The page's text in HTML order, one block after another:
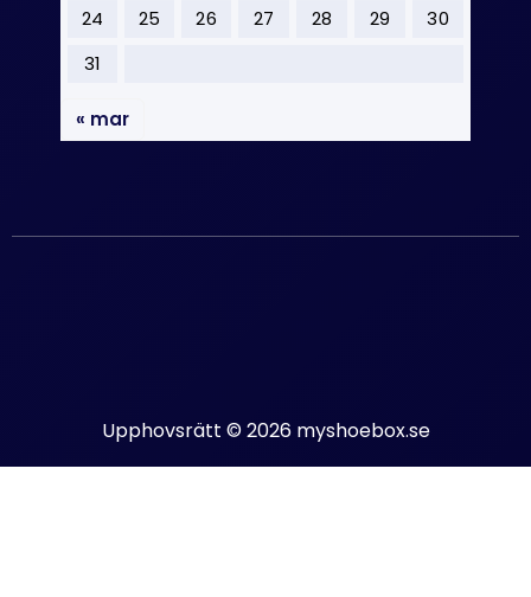
24
25 26 27 28 29
30
31
« mar
Upphovsrätt © 2026 myshoebox.se